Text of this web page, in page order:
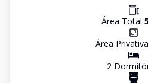
Área Total
Área Privativa
2